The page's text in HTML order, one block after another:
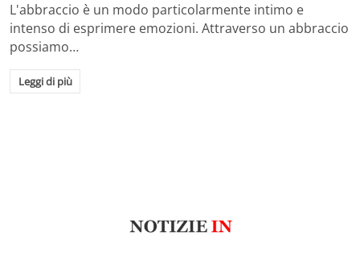
L'abbraccio è un modo particolarmente intimo e
intenso di esprimere emozioni. Attraverso un abbraccio
possiamo…
Leggi di più